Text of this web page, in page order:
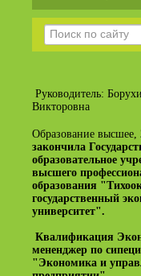
Руководитель:
Викторовна
Образование высшее,
закончила
образовательное
высшего
образования
государственный
Квалификация
мененджер по
"Экономика и